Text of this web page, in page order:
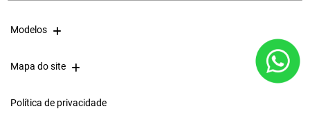
Modelos
Mapa do site
Política de privacidade